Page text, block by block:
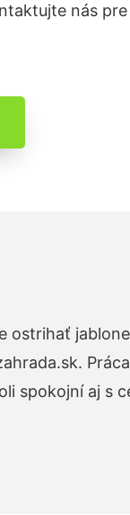
nás
ostrihať
spokojní aj s